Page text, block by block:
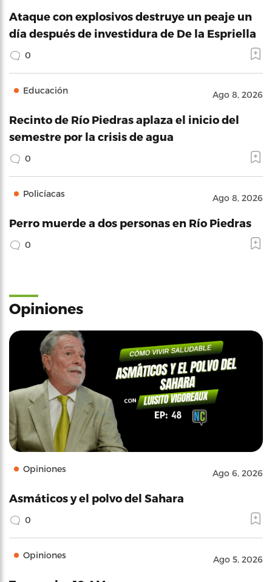
Ataque con explosivos destruye un peaje un
día después de investidura de De la Espriella
0
Educación Ago 8, 2026
Recinto de Río Piedras aplaza el inicio del
semestre por la crisis de agua
0
Policíacas Ago 8, 2026
Perro muerde a dos personas en Río Piedras
0
Opiniones
Opiniones Ago 6, 2026
Asmáticos y el polvo del Sahara
0
Opiniones Ago 5, 2026